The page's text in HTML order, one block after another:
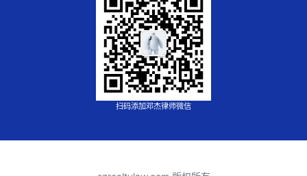
扫码添加邓杰律师微信